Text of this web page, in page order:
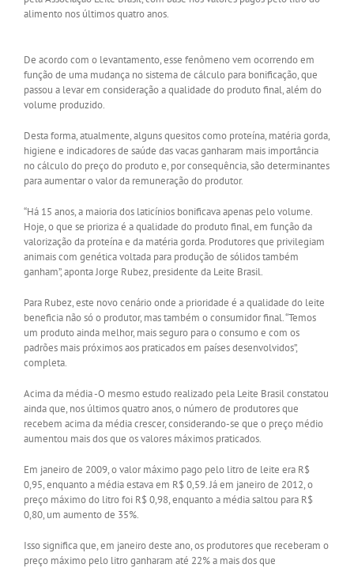
alimento nos últimos quatro anos.
De acordo com o levantamento, esse fenômeno vem ocorrendo em
função de uma mudança no sistema de cálculo para bonificação, que
passou a levar em consideração a qualidade do produto final, além do
volume produzido.
Desta forma, atualmente, alguns quesitos como proteína, matéria gorda,
higiene e indicadores de saúde das vacas ganharam mais importância
no cálculo do preço do produto e, por consequência, são determinantes
para aumentar o valor da remuneração do produtor.
“Há 15 anos, a maioria dos laticínios bonificava apenas pelo volume.
Hoje, o que se prioriza é a qualidade do produto final, em função da
valorização da proteína e da matéria gorda. Produtores que privilegiam
animais com genética voltada para produção de sólidos também
ganham”, aponta Jorge Rubez, presidente da Leite Brasil.
Para Rubez, este novo cenário onde a prioridade é a qualidade do leite
beneficia não só o produtor, mas também o consumidor final. “Temos
um produto ainda melhor, mais seguro para o consumo e com os
padrões mais próximos aos praticados em países desenvolvidos”,
completa.
Acima da média -O mesmo estudo realizado pela Leite Brasil constatou
ainda que, nos últimos quatro anos, o número de produtores que
recebem acima da média crescer, considerando-se que o preço médio
aumentou mais dos que os valores máximos praticados.
Em janeiro de 2009, o valor máximo pago pelo litro de leite era R$
0,95, enquanto a média estava em R$ 0,59. Já em janeiro de 2012, o
preço máximo do litro foi R$ 0,98, enquanto a média saltou para R$
0,80, um aumento de 35%.
Isso significa que, em janeiro deste ano, os produtores que receberam o
preço máximo pelo litro ganharam até 22% a mais dos que